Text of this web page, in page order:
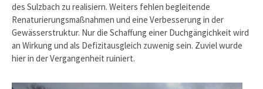
des Sulzbach zu realisiern. Weiters fehlen begleitende
Renaturierungsmaßnahmen und eine Verbesserung in der
Gewässerstruktur. Nur die Schaffung einer Duchgängichkeit wird
an Wirkung und als Defizitausgleich zuwenig sein. Zuviel wurde
hier in der Vergangenheit ruiniert.